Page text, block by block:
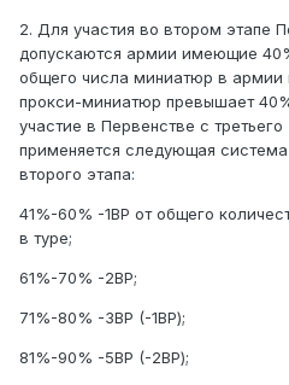
2. Для участия во втором этапе
допускаются армии имеющие
общего числа миниатюр в армии
прокси-миниатюр превышает
участие в Первенстве с
применяется следующая
второго этапа:
41%-60% -1ВР от общего
в туре;
61%-70% -2ВР;
71%-80% -3ВР (-1ВР);
81%-90% -5ВР (-2ВР);